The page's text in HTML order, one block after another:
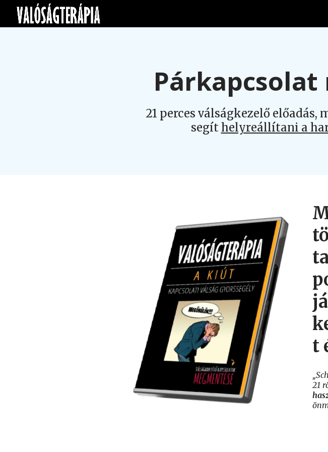
21 perces válságkezelő
segíthelyreállítani a
t
21